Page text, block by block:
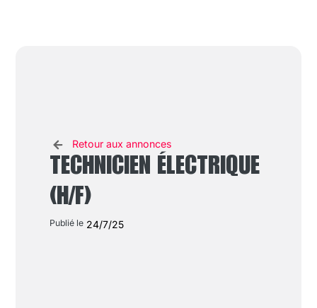
Retour aux annonces
TECHNICIEN ÉLECTRIQUE
(H/F)
Publié le 24/7/25